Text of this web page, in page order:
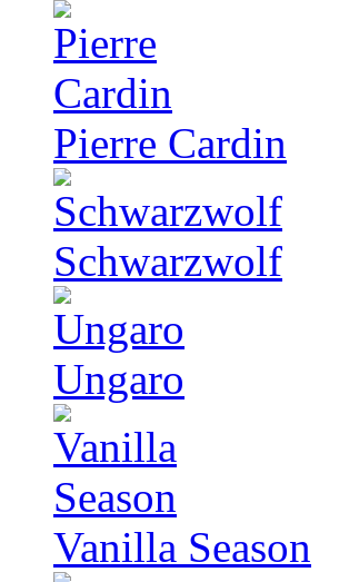
Pierre Cardin
Schwarzwolf
Ungaro
Vanilla Season